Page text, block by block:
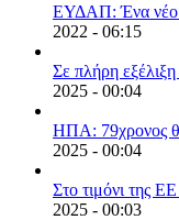
ΕΥΔΑΠ: Ένα νέο
2022 - 06:15
Σε πλήρη
2025 - 00:04
ΗΠΑ: 79χρονος
2025 - 00:04
Στο τιμόνι της
2025 - 00:03